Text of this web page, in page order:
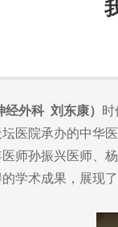
外科 刘东康） 时
医院承办的中华
师孙振兴医师、
学术成果，展现